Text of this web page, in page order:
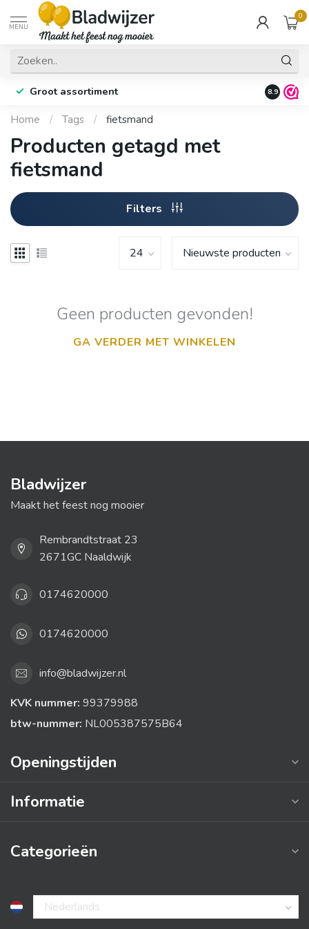
MENU
0
Groot assortiment Fysieke
8.9
Home / Tags / fietsmand
Producten getagd met
fietsmand
Filters
Geen producten gevonden!
GA VERDER MET WINKELEN
Bladwijzer
Maakt het feest nog mooier
Rembrandtstraat 23
2671GC Naaldwijk
0174620000
0174620000
info@bladwijzer.nl
KVK nummer: 99379988
btw-nummer: NL005387575B64
Openingstijden
Informatie
Categorieën